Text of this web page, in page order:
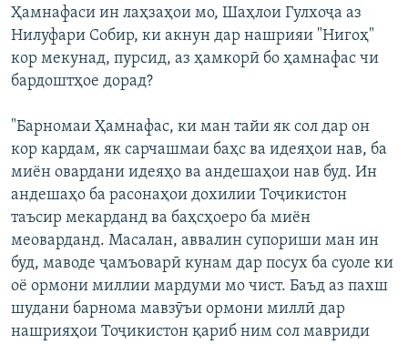
Ҳамнафаси ин лаҳзаҳои мо, Шаҳлои Гулхоҷа аз
Нилуфари Собир, ки акнун дар нашрияи "Нигоҳ"
кор мекунад, пурсид, аз ҳамкорӣ бо ҳамнафас чи
бардоштҳое дорад?
"Барномаи Ҳамнафас, ки ман тайи як сол дар он
кор кардам, як сарчашмаи баҳс ва идеяҳои нав, ба
миён овардани идеяҳо ва андешаҳои нав буд. Ин
андешаҳо ба расонаҳои дохилии Тоҷикистон
таъсир мекарданд ва баҳсҳоеро ба миён
меоварданд. Масалан, аввалин супориши ман ин
буд, маводе ҷамъоварӣ кунам дар посух ба суоле ки
оё ормони миллии мардуми мо чист. Баъд аз пахш
шудани барнома мавзӯъи ормони миллӣ дар
нашрияҳои Тоҷикистон қариб ним сол мавриди